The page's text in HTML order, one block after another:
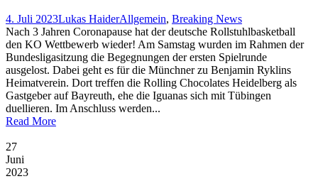
4. Juli 2023Lukas HaiderAllgemein, Breaking News
Nach 3 Jahren Coronapause hat der deutsche Rollstuhlbasketball
den KO Wettbewerb wieder! Am Samstag wurden im Rahmen der
Bundesligasitzung die Begegnungen der ersten Spielrunde
ausgelost. Dabei geht es für die Münchner zu Benjamin Ryklins
Heimatverein. Dort treffen die Rolling Chocolates Heidelberg als
Gastgeber auf Bayreuth, ehe die Iguanas sich mit Tübingen
duellieren. Im Anschluss werden...
Read More
27
Juni
2023